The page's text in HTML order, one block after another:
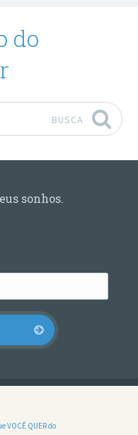
BUSCA
sonhos.
VOCÊ QUER do